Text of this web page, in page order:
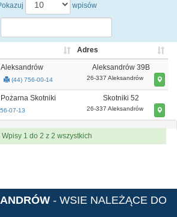
wpisów
Adres
(44) 756-00-14
Aleksandrów 39B
26-337 Aleksandrów
Skotniki
07-13
Skotniki 52
26-337 Aleksandrów
Wpisy 1 do 2 z 2 wszystkich
- WSIE NALEŻĄCE DO